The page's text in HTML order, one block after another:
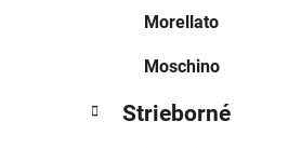
Morellato
Moschino
Strieborné